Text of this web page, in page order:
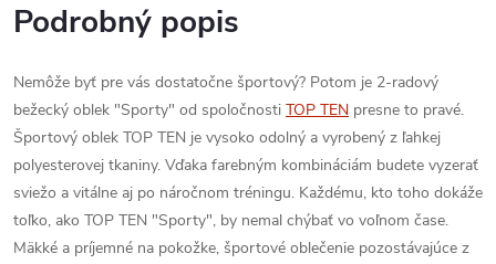
Podrobný popis
Nemôže byť pre vás dostatočne športový? Potom je 2-radový
bežecký oblek "Sporty" od spoločnosti TOP TEN presne to pravé.
Športový oblek TOP TEN je vysoko odolný a vyrobený z ľahkej
polyesterovej tkaniny. Vďaka farebným kombináciám budete vyzerať
sviežo a vitálne aj po náročnom tréningu. Každému, kto toho dokáže
toľko, ako TOP TEN "Sporty", by nemal chýbať vo voľnom čase.
Mäkké a príjemné na pokožke, športové oblečenie pozostávajúce z